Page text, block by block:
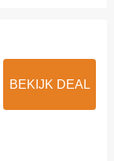
BEKIJK DEAL